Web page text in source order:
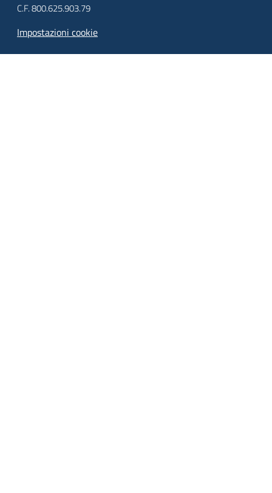
C.F. 800.625.903.79
Impostazioni cookie